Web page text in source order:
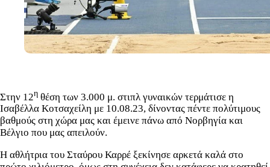
Στην 12η θέση των 3.000 μ. στιπλ γυναικών τερμάτισε η
Ισαβέλλα Κοτσαχείλη με 10.08.23, δίνοντας πέντε πολύτιμους
βαθμούς στη χώρα μας και έμεινε πάνω από Νορβηγία και
Βέλγιο που μας απειλούν.
Η αθλήτρια του Σταύρου Καρρέ ξεκίνησε αρκετά καλά στο